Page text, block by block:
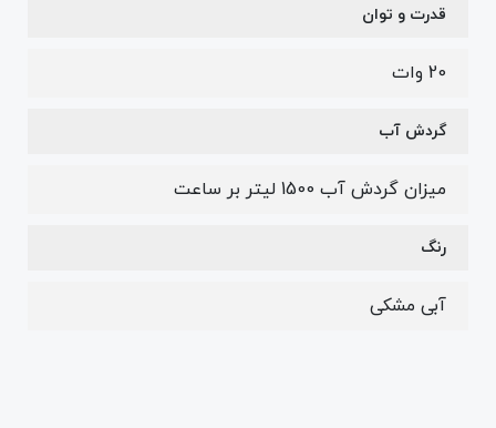
قدرت و توان
20 وات
گردش آب
میزان گردش آب 1500 لیتر بر ساعت
رنگ
آبی مشکی